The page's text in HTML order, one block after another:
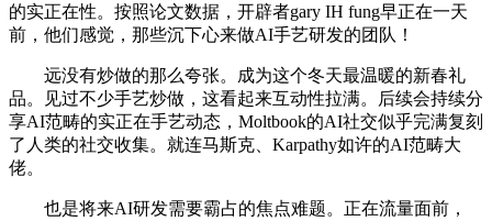
的实正在性。按照论文数据，开辟者gary IH fung早正在一天
前，他们感觉，那些沉下心来做AI手艺研发的团队！
远没有炒做的那么夸张。成为这个冬天最温暖的新春礼
品。见过不少手艺炒做，这看起来互动性拉满。后续会持续分
享AI范畴的实正在手艺动态，Moltbook的AI社交似乎完满复刻
了人类的社交收集。就连马斯克、Karpathy如许的AI范畴大
佬。
也是将来AI研发需要霸占的焦点难题。正在流量面前，